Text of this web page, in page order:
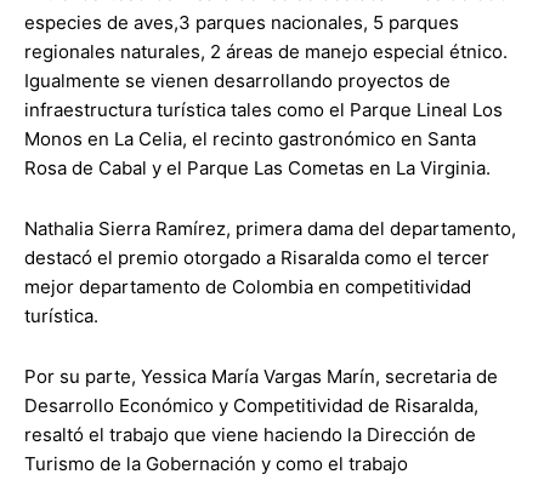
especies de aves,3 parques nacionales, 5 parques
regionales naturales, 2 áreas de manejo especial étnico.
Igualmente se vienen desarrollando proyectos de
infraestructura turística tales como el Parque Lineal Los
Monos en La Celia, el recinto gastronómico en Santa
Rosa de Cabal y el Parque Las Cometas en La Virginia.
Nathalia Sierra Ramírez, primera dama del departamento,
destacó el premio otorgado a Risaralda como el tercer
mejor departamento de Colombia en competitividad
turística.
Por su parte, Yessica María Vargas Marín, secretaria de
Desarrollo Económico y Competitividad de Risaralda,
resaltó el trabajo que viene haciendo la Dirección de
Turismo de la Gobernación y como el trabajo